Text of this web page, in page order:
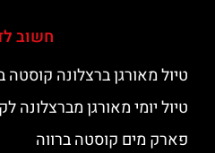
חשוב
טיול מאורגן ברצלונה קוסטה
טיול יומי מאורגן מברצלונה
פארק מים קוסטה ברווה